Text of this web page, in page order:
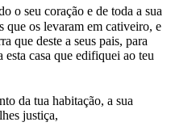
o seu coração e de toda a sua
que os levaram em cativeiro, e
que deste a seus pais, para
esta casa que edifiquei ao teu
da tua habitação, a sua
justiça,